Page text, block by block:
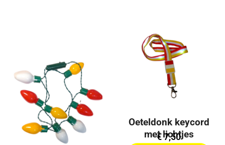
Oeteldonk keycord
met lichtjes
€7,50